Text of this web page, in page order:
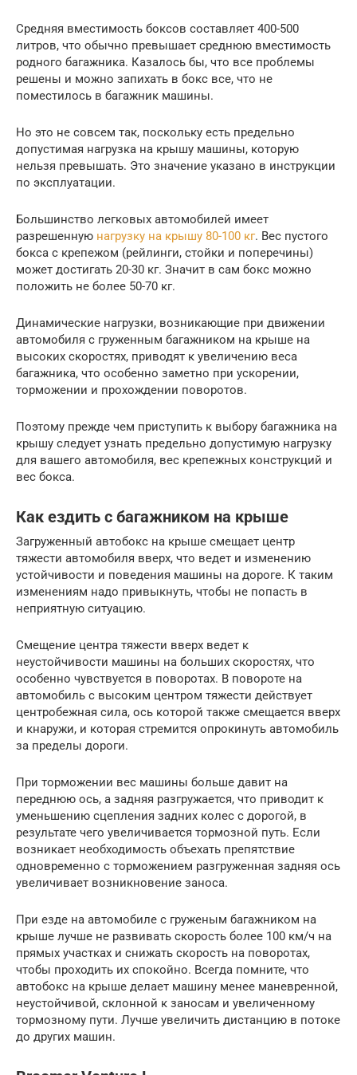
Средняя вместимость боксов составляет 400-500
литров, что обычно превышает среднюю вместимость
родного багажника. Казалось бы, что все проблемы
решены и можно запихать в бокс все, что не
поместилось в багажник машины.
Но это не совсем так, поскольку есть предельно
допустимая нагрузка на крышу машины, которую
нельзя превышать. Это значение указано в инструкции
по эксплуатации.
Большинство легковых автомобилей имеет
разрешенную нагрузку на крышу 80-100 кг. Вес пустого
бокса с крепежом (рейлинги, стойки и поперечины)
может достигать 20-30 кг. Значит в сам бокс можно
положить не более 50-70 кг.
Динамические нагрузки, возникающие при движении
автомобиля с груженным багажником на крыше на
высоких скоростях, приводят к увеличению веса
багажника, что особенно заметно при ускорении,
торможении и прохождении поворотов.
Поэтому прежде чем приступить к выбору багажника на
крышу следует узнать предельно допустимую нагрузку
для вашего автомобиля, вес крепежных конструкций и
вес бокса.
Как ездить с багажником на крыше
Загруженный автобокс на крыше смещает центр
тяжести автомобиля вверх, что ведет и изменению
устойчивости и поведения машины на дороге. К таким
изменениям надо привыкнуть, чтобы не попасть в
неприятную ситуацию.
Смещение центра тяжести вверх ведет к
неустойчивости машины на больших скоростях, что
особенно чувствуется в поворотах. В повороте на
автомобиль с высоким центром тяжести действует
центробежная сила, ось которой также смещается вверх
и кнаружи, и которая стремится опрокинуть автомобиль
за пределы дороги.
При торможении вес машины больше давит на
переднюю ось, а задняя разгружается, что приводит к
уменьшению сцепления задних колес с дорогой, в
результате чего увеличивается тормозной путь. Если
возникает необходимость объехать препятствие
одновременно с торможением разгруженная задняя ось
увеличивает возникновение заноса.
При езде на автомобиле с груженым багажником на
крыше лучше не развивать скорость более 100 км/ч на
прямых участках и снижать скорость на поворотах,
чтобы проходить их спокойно. Всегда помните, что
автобокс на крыше делает машину менее маневренной,
неустойчивой, склонной к заносам и увеличенному
тормозному пути. Лучше увеличить дистанцию в потоке
до других машин.